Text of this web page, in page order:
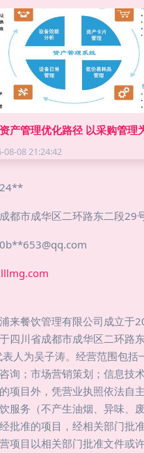
产管理优化路径 以采购管理
08 21:24:42
都市成华区二环路东二段29
653@qq.com
来餐饮管理有限公司成立于
四川省成都市成华区二环路
人为吴子涛。经营范围包括
询；市场营销策划；信息技
项目外，凭营业执照依法自
服务（不产生油烟、异味、
批准的项目，经相关部门批
项目以相关部门批准文件或